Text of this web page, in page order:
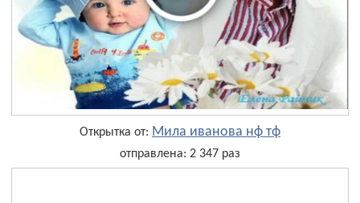
Открытка от: Мила иванова нф тф
отправлена: 2 347 раз